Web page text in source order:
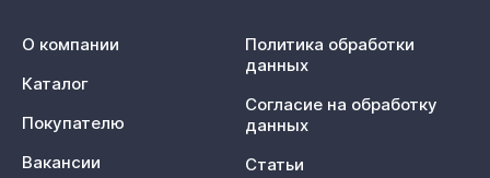
О компании
Каталог
Покупателю
Вакансии
Политика обработки
данных
Согласие на обработку
данных
Статьи